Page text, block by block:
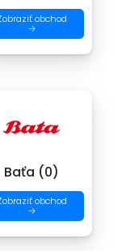
obchod
→
Baťa (0)
obchod
→